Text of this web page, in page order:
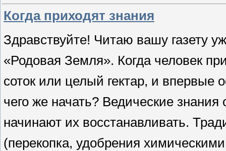
Когда приходят знания
Здравствуйте! Читаю вашу газету
«Родовая Земля». Когда человек
соток или целый гектар, и впервые
чего же начать? Ведические
начинают их восстанавливать.
(перекопка, удобрения